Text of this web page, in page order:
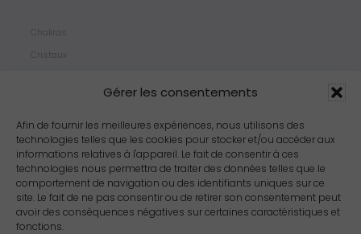
Gérer les consentements
Afin de fournir les meilleures expériences, nous utilisons des
technologies telles que les cookies pour stocker et/ou accéder aux
informations relatives à l'appareil. Le fait de consentir à ces
technologies nous permettra de traiter des données telles que le
comportement de navigation ou des identifiants uniques sur ce
site. Le fait de ne pas consentir ou de retirer son consentement peut
avoir des conséquences négatives sur certaines caractéristiques et
fonctions.
Chakras
Cristaux
Propriétés
Arômes
Zodiacs